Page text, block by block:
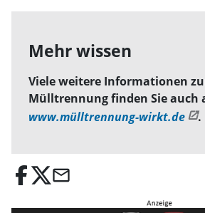
Mehr wissen
Viele weitere Informationen
Mülltrennung finden Sie auch
www.mülltrennung-wirkt.de
.
email